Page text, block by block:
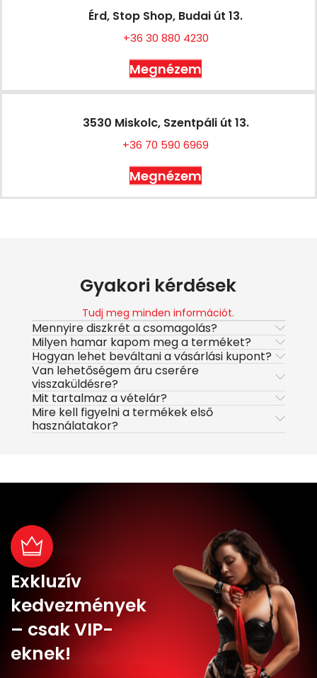
Érd, Stop Shop, Budai út 13.
+36 30 880 4230
Megnézem
3530 Miskolc, Szentpáli út 13.
+36 70 590 6969
Megnézem
Gyakori kérdések
Tudj meg minden információt.
Mennyire diszkrét a csomagolás?
Milyen hamar kapom meg a terméket?
Hogyan lehet beváltani a vásárlási kupont?
Van lehetőségem áru cserére
visszaküldésre?
Mit tartalmaz a vételár?
Mire kell figyelni a termékek első
használatakor?
Exkluzív
kedvezmények
– csak VIP-
eknek!